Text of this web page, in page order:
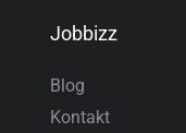
Jobbizz
Blog
Kontakt